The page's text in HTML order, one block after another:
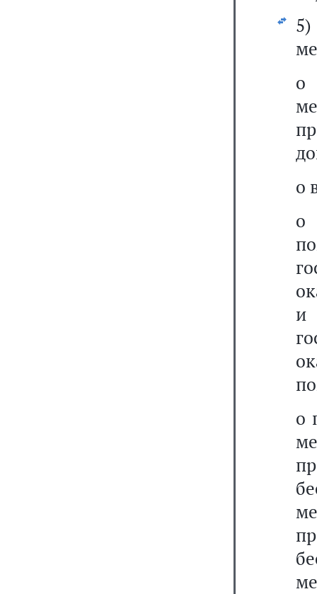
о
о
о
и
о